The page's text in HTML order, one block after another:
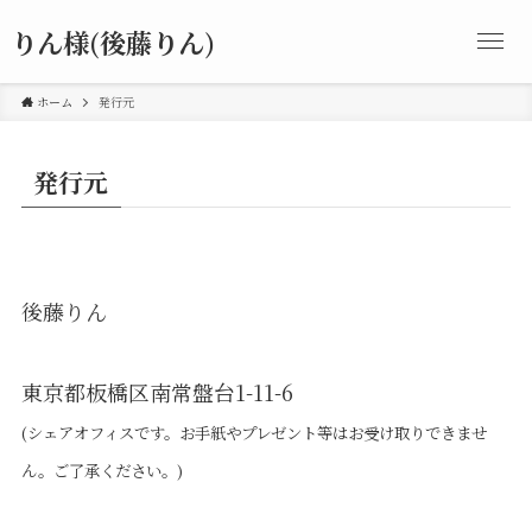
りん様(後藤りん)
ホーム 発行元
発行元
後藤りん
東京都板橋区南常盤台1-11-6
(シェアオフィスです。お手紙やプレゼント等はお受け取りできませ
ん。ご了承ください。)